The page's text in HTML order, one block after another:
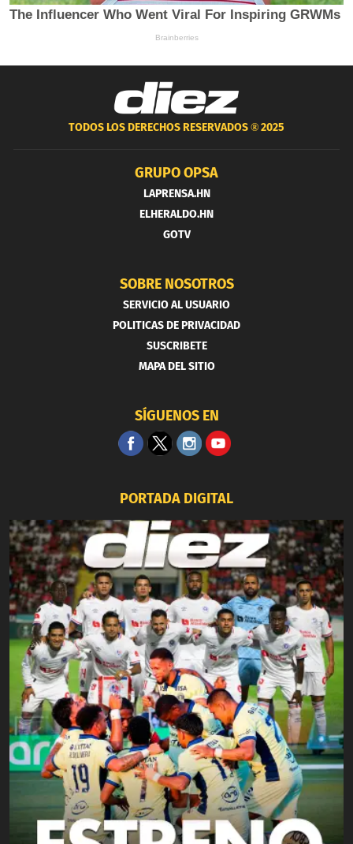
TODOS LOS DERECHOS RESERVADOS ®2025
GRUPO OPSA
LAPRENSA.HN
ELHERALDO.HN
GOTV
SOBRE NOSOTROS
SERVICIO AL USUARIO
POLITICAS DE PRIVACIDAD
SUSCRIBETE
MAPA DEL SITIO
SÍGUENOS EN
PORTADA DIGITAL